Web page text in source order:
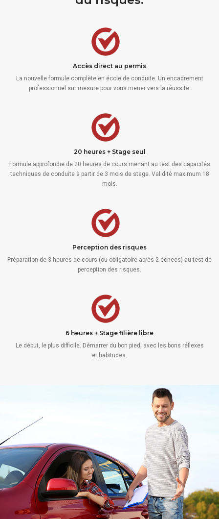
Accès direct au permis
La nouvelle formule complète en école de conduite. Un encadrement
professionnel sur mesure pour vous mener vers la réussite.
20 heures + Stage seul
Formule approfondie de 20 heures de cours menant au test des capacités
techniques de conduite à partir de 3 mois de stage. Validité maximum 18
mois.
Perception des risques
Préparation de 3 heures de cours (ou obligatoire après 2 échecs) au test de
perception des risques.
6 heures + Stage filière libre
Le début, le plus difficile. Démarrer du bon pied, avec les bons réflexes
et habitudes.